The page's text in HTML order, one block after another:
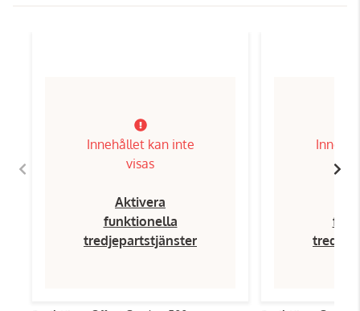
Innehållet kan inte
visas
Aktivera
funktionella
tredjepartstjänster